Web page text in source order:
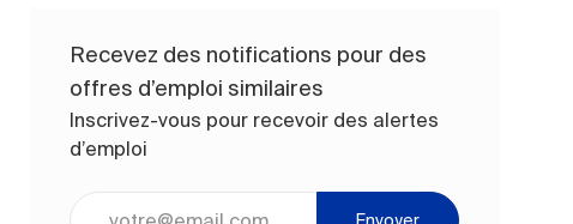
Recevez des notifications pour des
offres d’emploi similaires
Inscrivez-vous pour recevoir des alertes
d’emploi